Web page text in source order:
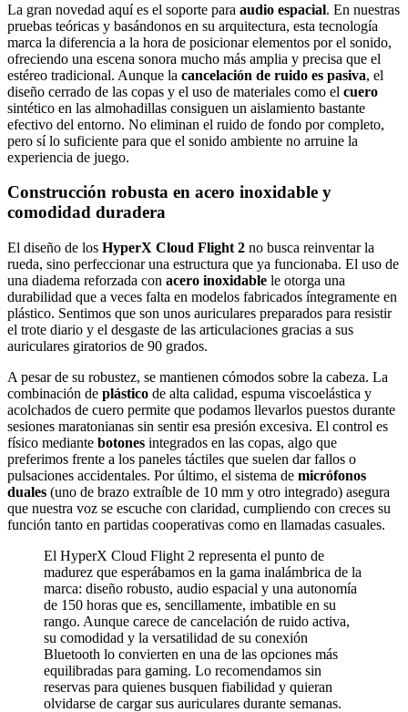
La gran novedad aquí es el soporte para audio espacial. En nuestras
pruebas teóricas y basándonos en su arquitectura, esta tecnología
marca la diferencia a la hora de posicionar elementos por el sonido,
ofreciendo una escena sonora mucho más amplia y precisa que el
estéreo tradicional. Aunque la cancelación de ruido es pasiva, el
diseño cerrado de las copas y el uso de materiales como el cuero
sintético en las almohadillas consiguen un aislamiento bastante
efectivo del entorno. No eliminan el ruido de fondo por completo,
pero sí lo suficiente para que el sonido ambiente no arruine la
experiencia de juego.
Construcción robusta en acero inoxidable y
comodidad duradera
El diseño de los HyperX Cloud Flight 2 no busca reinventar la
rueda, sino perfeccionar una estructura que ya funcionaba. El uso de
una diadema reforzada con acero inoxidable le otorga una
durabilidad que a veces falta en modelos fabricados íntegramente en
plástico. Sentimos que son unos auriculares preparados para resistir
el trote diario y el desgaste de las articulaciones gracias a sus
auriculares giratorios de 90 grados.
A pesar de su robustez, se mantienen cómodos sobre la cabeza. La
combinación de plástico de alta calidad, espuma viscoelástica y
acolchados de cuero permite que podamos llevarlos puestos durante
sesiones maratonianas sin sentir esa presión excesiva. El control es
físico mediante botones integrados en las copas, algo que
preferimos frente a los paneles táctiles que suelen dar fallos o
pulsaciones accidentales. Por último, el sistema de micrófonos
duales (uno de brazo extraíble de 10 mm y otro integrado) asegura
que nuestra voz se escuche con claridad, cumpliendo con creces su
función tanto en partidas cooperativas como en llamadas casuales.
El HyperX Cloud Flight 2 representa el punto de
madurez que esperábamos en la gama inalámbrica de la
marca: diseño robusto, audio espacial y una autonomía
de 150 horas que es, sencillamente, imbatible en su
rango. Aunque carece de cancelación de ruido activa,
su comodidad y la versatilidad de su conexión
Bluetooth lo convierten en una de las opciones más
equilibradas para gaming. Lo recomendamos sin
reservas para quienes busquen fiabilidad y quieran
olvidarse de cargar sus auriculares durante semanas.